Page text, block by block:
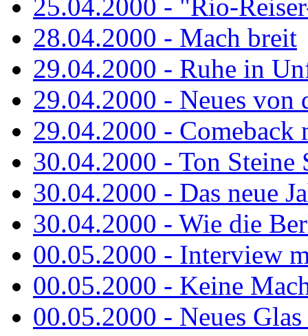
25.04.2000 - "Rio-
28.04.2000 - Mach breit
29.04.2000 - Ruhe in
29.04.2000 - Neues von
29.04.2000 - Comeback
30.04.2000 - Ton Steine
30.04.2000 - Das neue
30.04.2000 - Wie die
00.05.2000 - Interview
00.05.2000 - Keine
00.05.2000 - Neues Glas